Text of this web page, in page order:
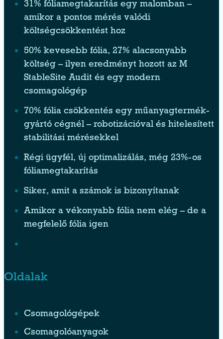
31% fóliamegtakarítás egy malomban –
amikor a pontos mérés valódi
költségcsökkentést hoz
50% kevesebb fólia, 27% alacsonyabb
költség – ilyen eredményt hozott az M
StableSite Audit és egy modern
csomagológép
70% fólia csökkentés egy műanyagtermék-
gyártó cégnél – robotizációval és hitelesített
stabilitási mérésekkel
Régi ügyfél, új optimalizálás, még 23%-os
fóliamegtakarítás
Siker, amit a számok is bizonyítanak
Amikor a vékonyabb fólia nem elég – de a
megfelelő fólia igen
Oldalak
Csomagológépek
Csomagolóanyagok